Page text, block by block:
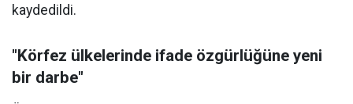
kaydedildi.
"Körfez ülkelerinde ifade özgürlüğüne yeni
bir darbe"